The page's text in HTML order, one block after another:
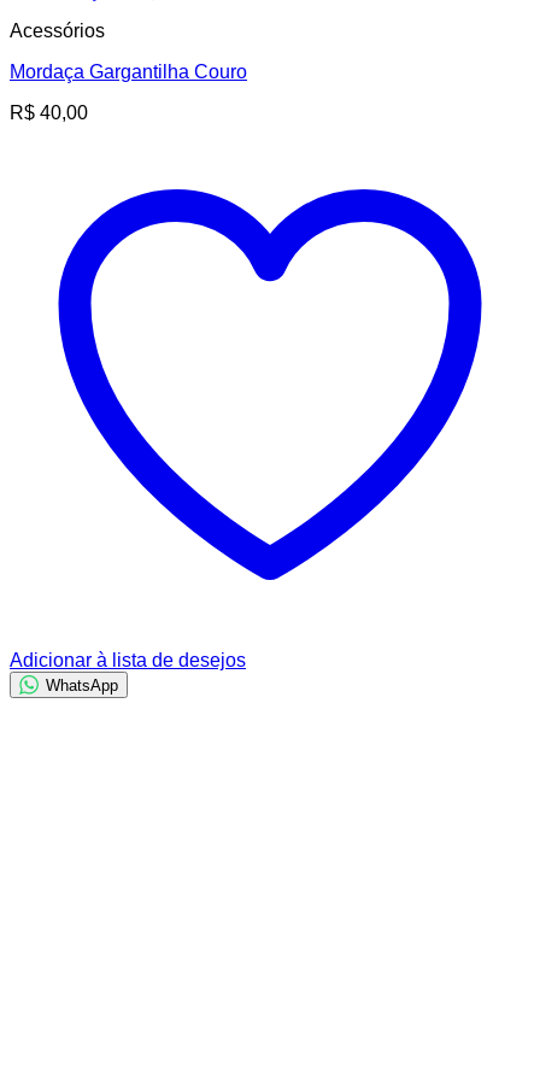
Acessórios
Mordaça Gargantilha Couro
R$ 40,00
Adicionar à lista de desejos
WhatsApp